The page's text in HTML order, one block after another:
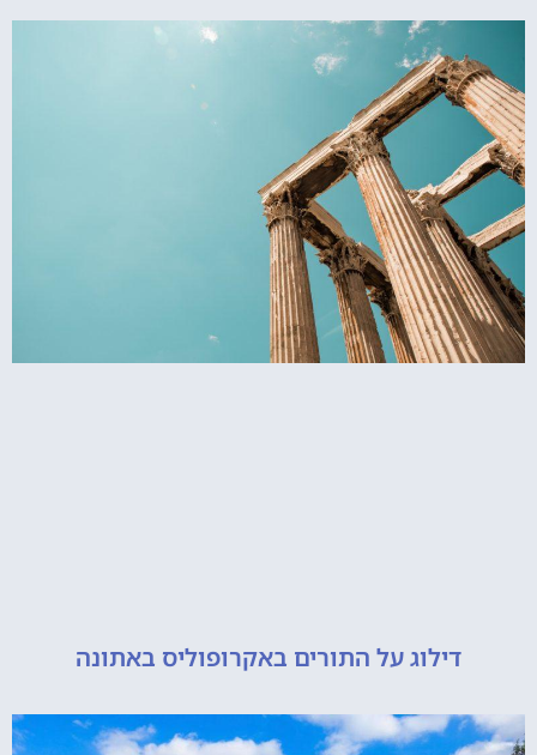
דילוג על התורים באקרופוליס באתונה